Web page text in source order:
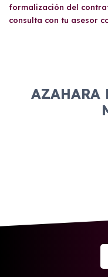
formalización del
consulta con tu asesor
AZAHARA